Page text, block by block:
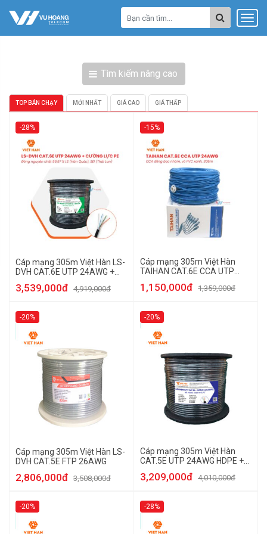
Tìm kiếm nâng cao
TOP BÁN CHẠY MỚI NHẤT GIÁ CAO GIÁ THẤP
-28%
Cáp mạng 305m Việt Hàn LS-
DVH CAT.6E UTP 24AWG +
3,539,000đ 4,919,000đ
-15%
Cáp mạng 305m Việt Hàn
TAIHAN CAT.6E CCA UTP
1,150,000đ 1,359,000đ
-20%
Cáp mạng 305m Việt Hàn LS-
DVH CAT.5E FTP 26AWG
2,806,000đ 3,508,000đ
-20%
Cáp mạng 305m Việt Hàn
CAT.5E UTP 24AWG HDPE +
3,209,000đ 4,010,000đ
-20% -28%